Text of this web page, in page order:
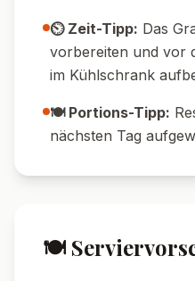
🌶️ Schärfer: Gib fein
Chiliflocken zur
🍄 Mit Pilzen:
Schicht gebratener
💡 Tipps &